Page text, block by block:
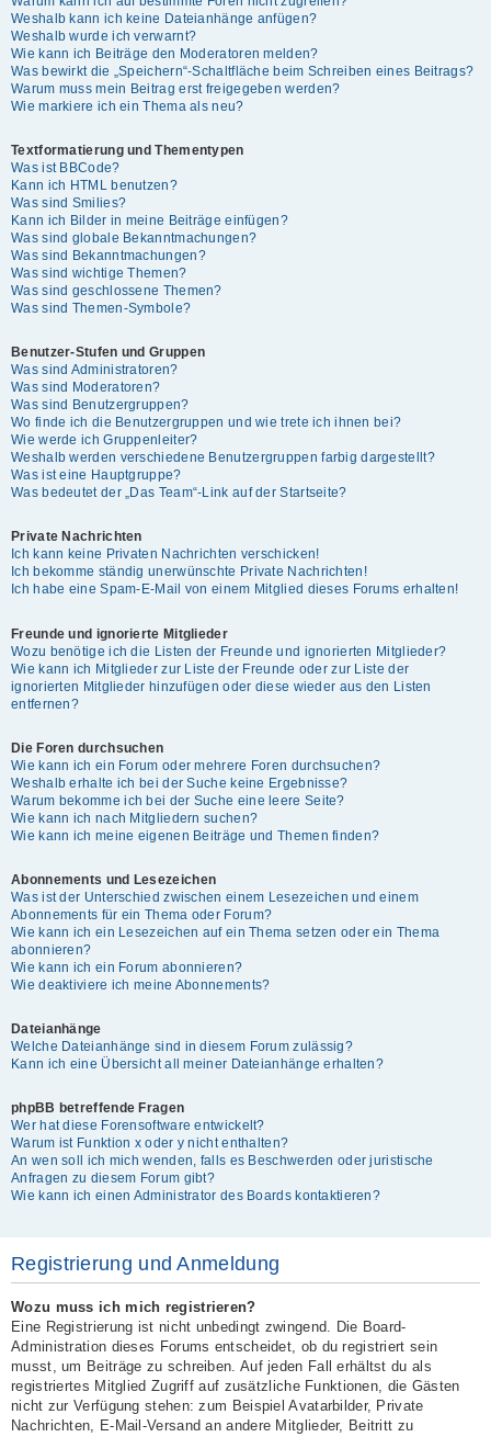
Weshalb kann ich keine Dateianhänge anfügen?
Weshalb wurde ich verwarnt?
Wie kann ich Beiträge den Moderatoren melden?
Was bewirkt die „Speichern“-Schaltfläche beim Schreiben eines Beitrags?
Warum muss mein Beitrag erst freigegeben werden?
Wie markiere ich ein Thema als neu?
Textformatierung und Thementypen
Was ist BBCode?
Kann ich HTML benutzen?
Was sind Smilies?
Kann ich Bilder in meine Beiträge einfügen?
Was sind globale Bekanntmachungen?
Was sind Bekanntmachungen?
Was sind wichtige Themen?
Was sind geschlossene Themen?
Was sind Themen-Symbole?
Benutzer-Stufen und Gruppen
Was sind Administratoren?
Was sind Moderatoren?
Was sind Benutzergruppen?
Wo finde ich die Benutzergruppen und wie trete ich ihnen bei?
Wie werde ich Gruppenleiter?
Weshalb werden verschiedene Benutzergruppen farbig dargestellt?
Was ist eine Hauptgruppe?
Was bedeutet der „Das Team“-Link auf der Startseite?
Private Nachrichten
Ich kann keine Privaten Nachrichten verschicken!
Ich bekomme ständig unerwünschte Private Nachrichten!
Ich habe eine Spam-E-Mail von einem Mitglied dieses Forums erhalten!
Freunde und ignorierte Mitglieder
Wozu benötige ich die Listen der Freunde und ignorierten Mitglieder?
Wie kann ich Mitglieder zur Liste der Freunde oder zur Liste der
ignorierten Mitglieder hinzufügen oder diese wieder aus den Listen
entfernen?
Die Foren durchsuchen
Wie kann ich ein Forum oder mehrere Foren durchsuchen?
Weshalb erhalte ich bei der Suche keine Ergebnisse?
Warum bekomme ich bei der Suche eine leere Seite?
Wie kann ich nach Mitgliedern suchen?
Wie kann ich meine eigenen Beiträge und Themen finden?
Abonnements und Lesezeichen
Was ist der Unterschied zwischen einem Lesezeichen und einem
Abonnements für ein Thema oder Forum?
Wie kann ich ein Lesezeichen auf ein Thema setzen oder ein Thema
abonnieren?
Wie kann ich ein Forum abonnieren?
Wie deaktiviere ich meine Abonnements?
Dateianhänge
Welche Dateianhänge sind in diesem Forum zulässig?
Kann ich eine Übersicht all meiner Dateianhänge erhalten?
phpBB betreffende Fragen
Wer hat diese Forensoftware entwickelt?
Warum ist Funktion x oder y nicht enthalten?
An wen soll ich mich wenden, falls es Beschwerden oder juristische
Anfragen zu diesem Forum gibt?
Wie kann ich einen Administrator des Boards kontaktieren?
Registrierung und Anmeldung
Wozu muss ich mich registrieren?
Eine Registrierung ist nicht unbedingt zwingend. Die Board-
Administration dieses Forums entscheidet, ob du registriert sein
musst, um Beiträge zu schreiben. Auf jeden Fall erhältst du als
registriertes Mitglied Zugriff auf zusätzliche Funktionen, die Gästen
nicht zur Verfügung stehen: zum Beispiel Avatarbilder, Private
Nachrichten, E-Mail-Versand an andere Mitglieder, Beitritt zu